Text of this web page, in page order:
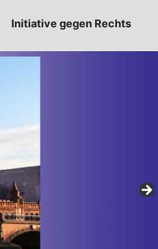
Initiative gegen Rechts